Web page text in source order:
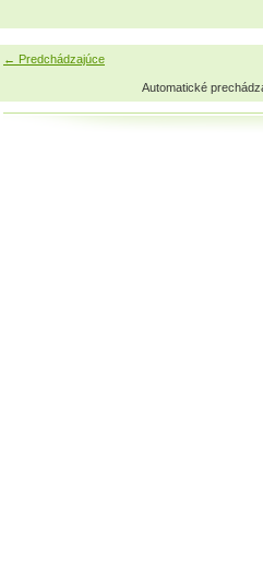
← Predchádzajúce
Automatické